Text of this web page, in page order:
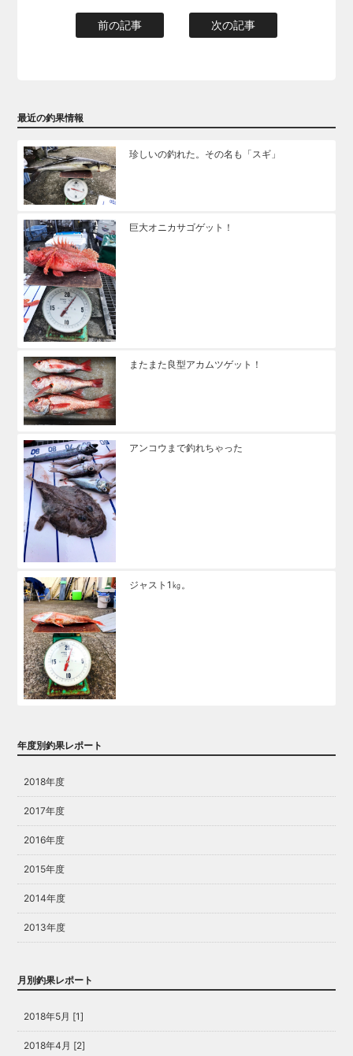
前の記事 次の記事
最近の釣果情報
珍しいの釣れた。その名も「スギ」
巨大オニカサゴゲット！
またまた良型アカムツゲット！
アンコウまで釣れちゃった
ジャスト1㎏。
年度別釣果レポート
2018年度
2017年度
2016年度
2015年度
2014年度
2013年度
月別釣果レポート
2018年5月 [1]
2018年4月 [2]